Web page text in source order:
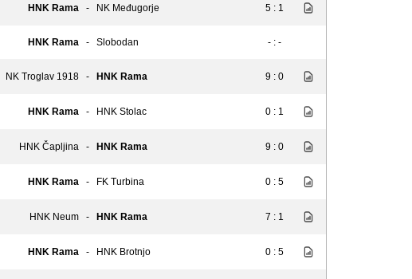
HNK Rama - NK Međugorje 5 : 1
HNK Rama - Slobodan - : -
NK Troglav 1918 - HNK Rama 9 : 0
HNK Rama - HNK Stolac 0 : 1
HNK Čapljina - HNK Rama 9 : 0
HNK Rama - FK Turbina 0 : 5
HNK Neum - HNK Rama 7 : 1
HNK Rama - HNK Brotnjo 0 : 5